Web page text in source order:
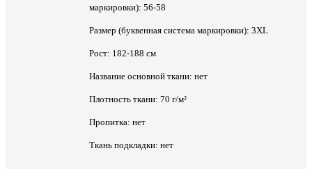
маркировки): 56-58
Размер (буквенная система маркировки): 3XL
Рост: 182-188 см
Название основной ткани: нет
Плотность ткани: 70 г/м²
Пропитка: нет
Ткань подкладки: нет